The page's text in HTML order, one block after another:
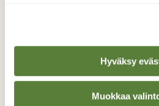
Hyväksy
Muokkaa
Valokuvaaja: Arja Pohto,